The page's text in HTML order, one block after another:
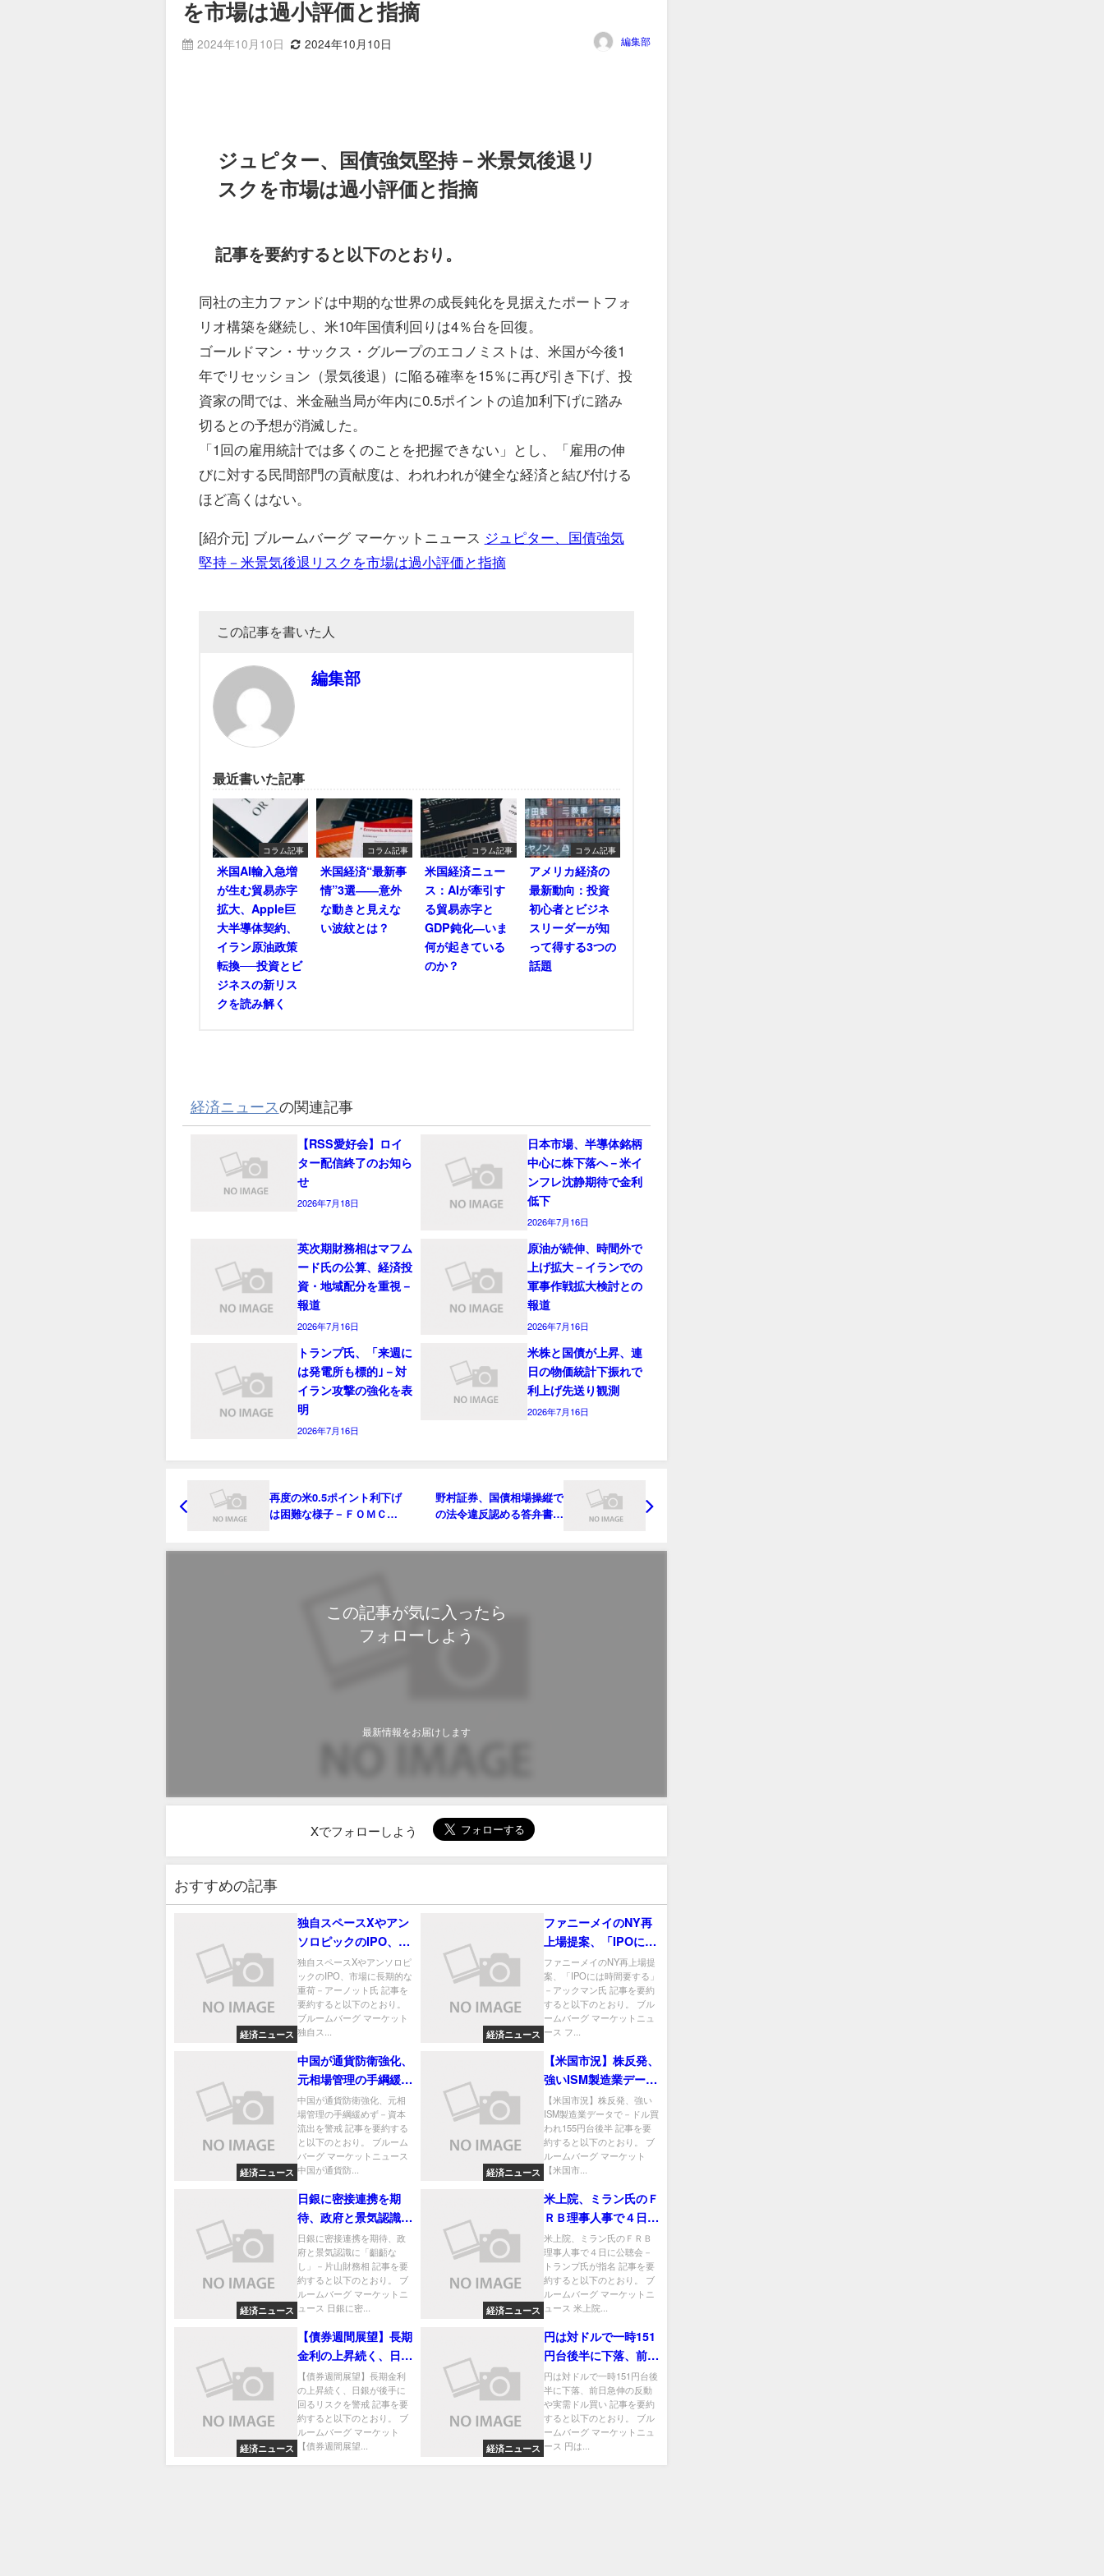
を市場は過小評価と指摘
2024年10月10日 2024年10月10日 編集部
ジュピター、国債強気堅持－米景気後退リ
スクを市場は過小評価と指摘
記事を要約すると以下のとおり。
同社の主力ファンドは中期的な世界の成長鈍化を見据えたポートフォ
リオ構築を継続し、米10年国債利回りは4％台を回復。
ゴールドマン・サックス・グループのエコノミストは、米国が今後1
年でリセッション（景気後退）に陥る確率を15％に再び引き下げ、投
資家の間では、米金融当局が年内に0.5ポイントの追加利下げに踏み
切るとの予想が消滅した。
「1回の雇用統計では多くのことを把握できない」とし、「雇用の伸
びに対する民間部門の貢献度は、われわれが健全な経済と結び付ける
ほど高くはない。
[紹介元] ブルームバーグ マーケットニュース ジュピター、国債強気
堅持－米景気後退リスクを市場は過小評価と指摘
この記事を書いた人
編集部
最近書いた記事
コラム記事
米国AI輸入急増
が生む貿易赤字
拡大、Apple巨
大半導体契約、
イラン原油政策
転換──投資とビ
ジネスの新リス
クを読み解く
コラム記事
米国経済“最新事
情”3選――意外
な動きと見えな
い波紋とは？
コラム記事
米国経済ニュー
ス：AIが牽引す
る貿易赤字と
GDP鈍化―いま
何が起きている
のか？
コラム記事
アメリカ経済の
最新動向：投資
初心者とビジネ
スリーダーが知
って得する3つの
話題
経済ニュースの関連記事
【RSS愛好会】ロイ
ター配信終了のお知ら
せ
2026年7月18日
日本市場、半導体銘柄
中心に株下落へ－米イ
ンフレ沈静期待で金利
低下
2026年7月16日
英次期財務相はマフム
ード氏の公算、経済投
資・地域配分を重視－
報道
2026年7月16日
原油が続伸、時間外で
上げ拡大－イランでの
軍事作戦拡大検討との
報道
2026年7月16日
トランプ氏、「来週に
は発電所も標的｣－対
イラン攻撃の強化を表
明
2026年7月16日
米株と国債が上昇、連
日の物価統計下振れで
利上げ先送り観測
2026年7月16日
再度の米0.5ポイント利下げ
は困難な様子－ＦＯＭＣは
野村証券、国債相場操縦で
の法令違反認める答弁書を
この記事が気に入ったら
フォローしよう
最新情報をお届けします
Xでフォローしよう
おすすめの記事
経済ニュース
独自スペースXやアン
ソロピックのIPO、市
場に長期的な重荷－ア
ーノット氏
独自スペースXやアンソロピ
ックのIPO、市場に長期的な
重荷－アーノット氏 記事を
要約すると以下のとおり。
ブルームバーグ マーケット
独自ス...
経済ニュース
ファニーメイのNY再
上場提案、「IPOには
時間要する」－アック
マン氏
ファニーメイのNY再上場提
案、「IPOには時間要する」
－アックマン氏 記事を要約
すると以下のとおり。 ブル
ームバーグ マーケットニュ
ース フ...
経済ニュース
中国が通貨防衛強化、
元相場管理の手綱緩め
ず－資本流出を警戒
中国が通貨防衛強化、元相
場管理の手綱緩めず－資本
流出を警戒 記事を要約する
と以下のとおり。 ブルーム
バーグ マーケットニュース
中国が通貨防...
経済ニュース
【米国市況】株反発、
強いISM製造業データ
で－ドル買われ155円
台後半
【米国市況】株反発、強い
ISM製造業データで－ドル買
われ155円台後半 記事を要
約すると以下のとおり。 ブ
ルームバーグ マーケット
【米国市...
経済ニュース
日銀に密接連携を期
待、政府と景気認識に
「齟齬なし」－片山財
務相
日銀に密接連携を期待、政
府と景気認識に「齟齬な
し」－片山財務相 記事を要
約すると以下のとおり。 ブ
ルームバーグ マーケットニ
ュース 日銀に密...
経済ニュース
米上院、ミラン氏のＦ
ＲＢ理事人事で４日に
公聴会－トランプ氏が
指名
米上院、ミラン氏のＦＲＢ
理事人事で４日に公聴会－
トランプ氏が指名 記事を要
約すると以下のとおり。 ブ
ルームバーグ マーケットニ
ュース 米上院...
経済ニュース
【債券週間展望】長期
金利の上昇続く、日銀
が後手に回るリスクを
警戒
【債券週間展望】長期金利
の上昇続く、日銀が後手に
回るリスクを警戒 記事を要
約すると以下のとおり。 ブ
ルームバーグ マーケット
【債券週間展望...
経済ニュース
円は対ドルで一時151
円台後半に下落、前日
急伸の反動や実需ドル
買い
円は対ドルで一時151円台後
半に下落、前日急伸の反動
や実需ドル買い 記事を要約
すると以下のとおり。 ブル
ームバーグ マーケットニュ
ース 円は...